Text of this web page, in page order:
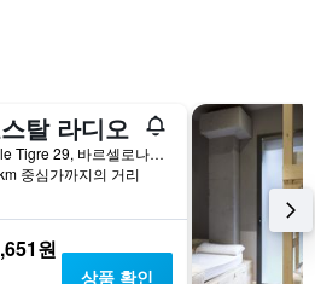
탈 라디오
Calle Tigre 29, 바르셀로나, 스페인
중심가까지의 거리
원
상품 확인